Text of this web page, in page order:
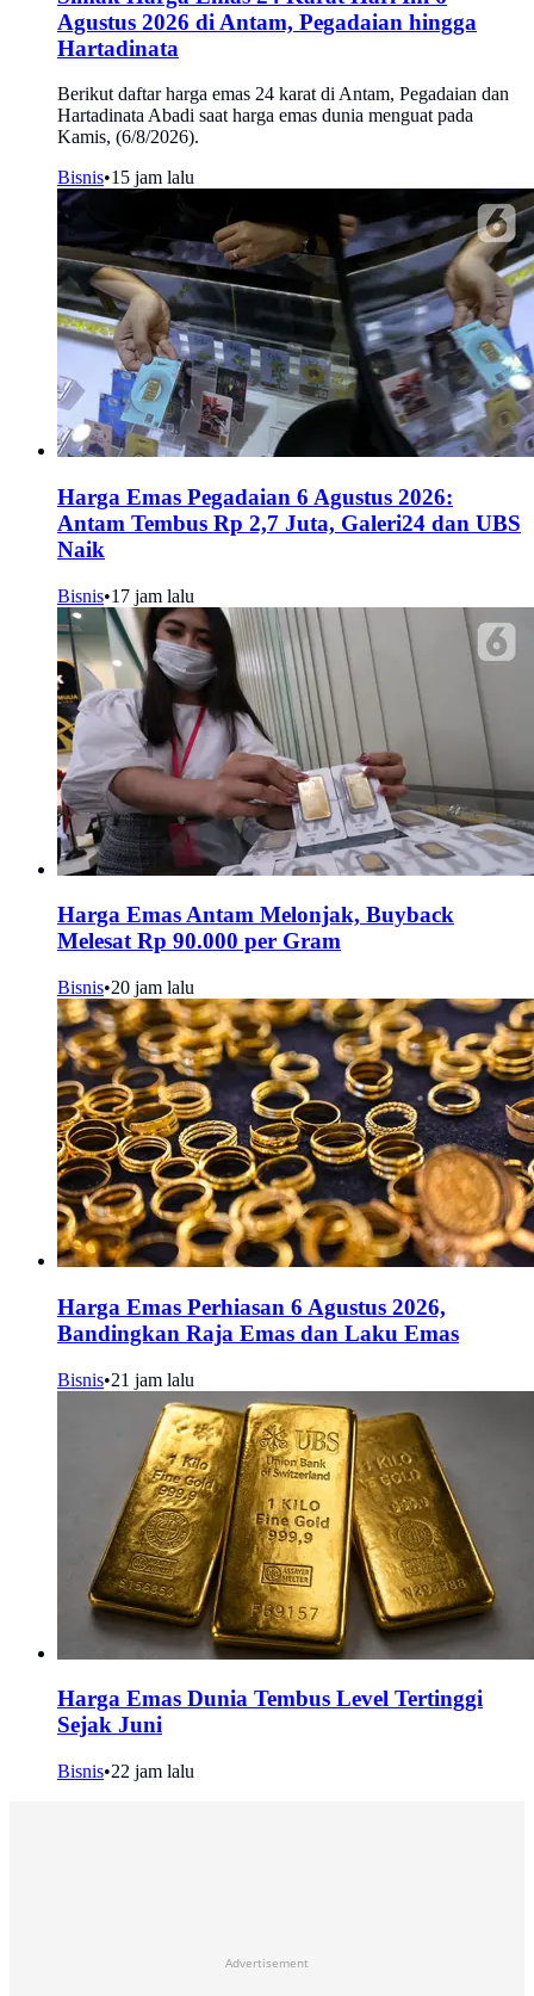
Agustus 2026 di Antam, Pegadaian hingga
Hartadinata
Berikut daftar harga emas 24 karat di Antam, Pegadaian dan
Hartadinata Abadi saat harga emas dunia menguat pada
Kamis, (6/8/2026).
Bisnis•15 jam lalu
Harga Emas Pegadaian 6 Agustus 2026:
Antam Tembus Rp 2,7 Juta, Galeri24 dan UBS
Naik
Bisnis•17 jam lalu
Harga Emas Antam Melonjak, Buyback
Melesat Rp 90.000 per Gram
Bisnis•20 jam lalu
Harga Emas Perhiasan 6 Agustus 2026,
Bandingkan Raja Emas dan Laku Emas
Bisnis•21 jam lalu
Harga Emas Dunia Tembus Level Tertinggi
Sejak Juni
Bisnis•22 jam lalu
Advertisement